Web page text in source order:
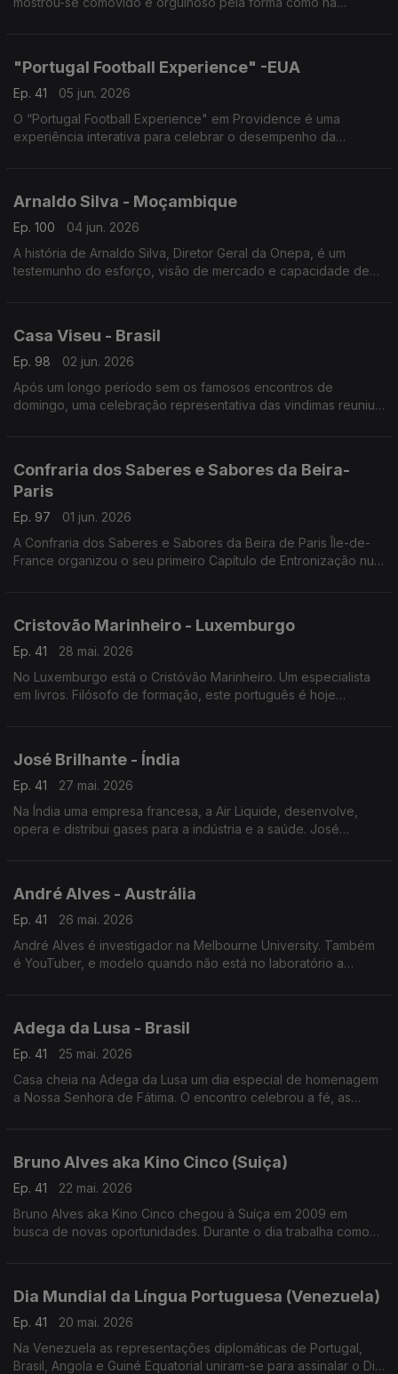
"Portugal Football Experience" -EUA
Ep. 41
05 jun. 2026
O “Portugal Football Experience" em Providence é uma
experiência interativa para celebrar o desempenho da
Arnaldo Silva - Moçambique
Ep. 100
04 jun. 2026
A história de Arnaldo Silva, Diretor Geral da Onepa, é um
testemunho do esforço, visão de mercado e capacidade de
Casa Viseu - Brasil
Ep. 98
02 jun. 2026
Após um longo período sem os famosos encontros de
domingo, uma celebração representativa das vindimas reuniu
Confraria dos Saberes e Sabores da Beira-
Paris
Ep. 97
01 jun. 2026
A Confraria dos Saberes e Sabores da Beira de Paris Île-de-
France organizou o seu primeiro Capítulo de Entronização num
Cristovão Marinheiro - Luxemburgo
Ep. 41
28 mai. 2026
No Luxemburgo está o Cristóvão Marinheiro. Um especialista
em livros. Filósofo de formação, este português é hoje
José Brilhante - Índia
Ep. 41
27 mai. 2026
Na Índia uma empresa francesa, a Air Liquide, desenvolve,
opera e distribui gases para a indústria e a saúde. José
André Alves - Austrália
Ep. 41
26 mai. 2026
André Alves é investigador na Melbourne University. Também
é YouTuber, e modelo quando não está no laboratório a
Adega da Lusa - Brasil
Ep. 41
25 mai. 2026
Casa cheia na Adega da Lusa um dia especial de homenagem
a Nossa Senhora de Fátima. O encontro celebrou a fé, as
Bruno Alves aka Kino Cinco (Suiça)
Ep. 41
22 mai. 2026
Bruno Alves aka Kino Cinco chegou à Suíça em 2009 em
busca de novas oportunidades. Durante o dia trabalha como
Dia Mundial da Língua Portuguesa (Venezuela)
Ep. 41
20 mai. 2026
Na Venezuela as representações diplomáticas de Portugal,
Brasil, Angola e Guiné Equatorial uniram-se para assinalar o Dia